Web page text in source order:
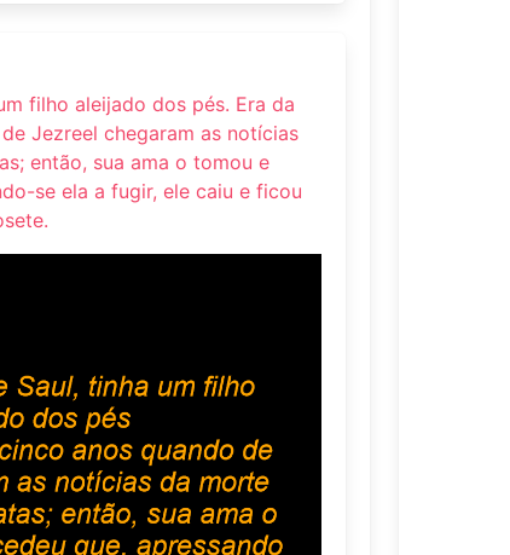
filho aleijado dos pés. Era da
Jezreel chegaram as notícias
então, sua ama o tomou e
se ela a fugir, ele caiu e ficou